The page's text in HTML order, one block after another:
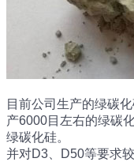
目前公司生产的绿碳
产6000目左右的绿碳
绿碳化硅。
并对D3、D50等要求